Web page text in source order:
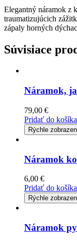
Elegantný náramok z
traumatizujúcich
zápaly horných
Súvisiace
Náramok,
79,00 €
Pridať do košíka
Rýchle
Náramok
6,00 €
Pridať do košíka
Rýchle
Náramok